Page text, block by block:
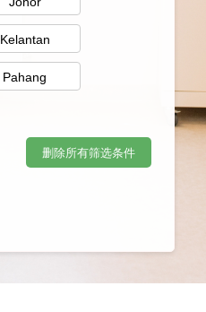
Kelantan
Pahang
删除所有筛选条件